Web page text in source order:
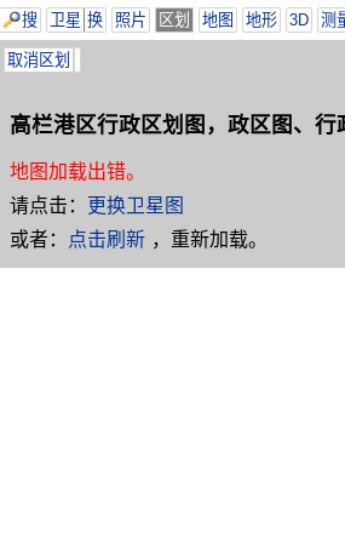
搜 卫星 换 照片 区划 地图 地形 3D 测
取消区划
高栏港区行政区划图，政区图、行
地图加载出错。
请点击：
更换卫星图
或者：
点击刷新 ，重新加载。